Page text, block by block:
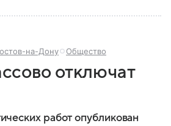
на-Дону Общество
отключат
работ опубликован